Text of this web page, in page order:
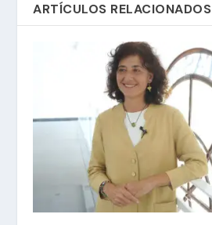
ARTÍCULOS RELACIONADOS